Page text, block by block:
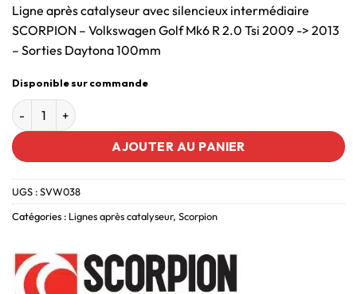
Ligne après catalyseur avec silencieux intermédiaire
SCORPION – Volkswagen Golf Mk6 R 2.0 Tsi 2009 -> 2013
– Sorties Daytona 100mm
Disponible sur commande
AJOUTER AU PANIER
UGS :SVW038
Catégories : Lignes après catalyseur, Scorpion